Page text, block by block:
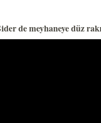
de meyhaneye düz